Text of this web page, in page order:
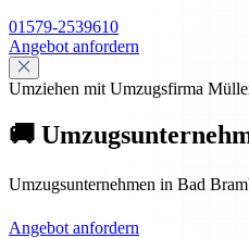
01579-2539610
Angebot anfordern
Umziehen mit Umzugsfirma
🚚
Umzugsunternehmen in Bad
Angebot anfordern